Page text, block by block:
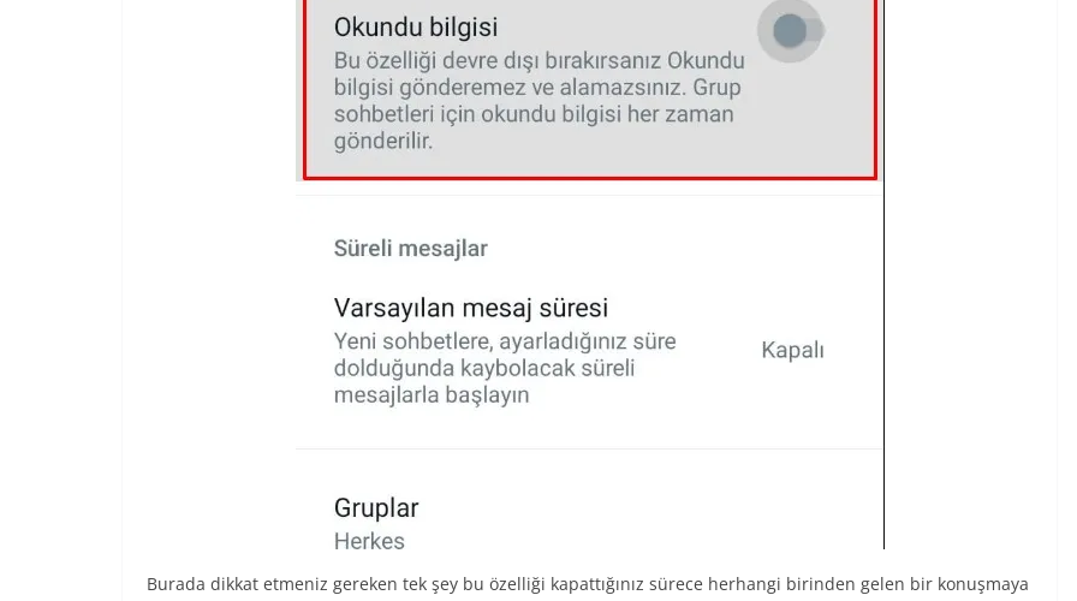
Burada dikkat etmeniz gereken tek şey bu özelliği kapattığınız sürece herhangi birinden gelen bir konuşmaya